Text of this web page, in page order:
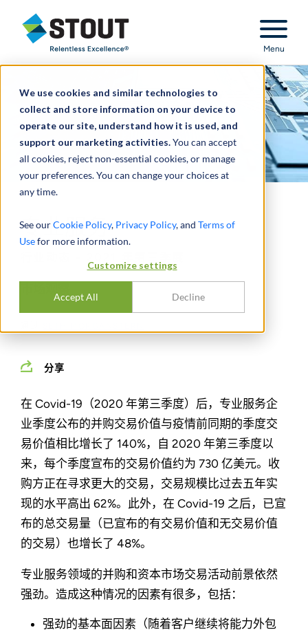
We use cookies and similar technologies to
collect and store information on your device to
operate our site, understand how it is used, and
support our marketing activities.You can accept
all cookies, reject non-essential cookies, or manage
your preferences. You can change your choices at
any time.
See ourCookie Policy, Privacy Policy, and Terms of
Usefor more information.
Customize settings
Accept All Decline
Stout Relentless Excellence
Menu
专业服务
分享
在 Covid-19（2020 年第三季度）后，专业服务企
业季度公布的并购交易价值与疫情前同期的季度交
易价值相比增长了 140%，自 2020 年第三季度以
来，每个季度宣布的交易价值约为 730 亿美元。收
购方正在寻求更大的交易，交易规模比过去五年实
现的水平高出 62%。此外，在 Covid-19 之后，已宣
布的总交易量（已宣布的有交易价值和无交易价值
的交易）也增长了 48%。
专业服务领域的并购和资本市场交易活动前景依然
强劲。造成这种情况的因素有很多，包括：
强劲的基本面因素（随着客户继续将能力外包